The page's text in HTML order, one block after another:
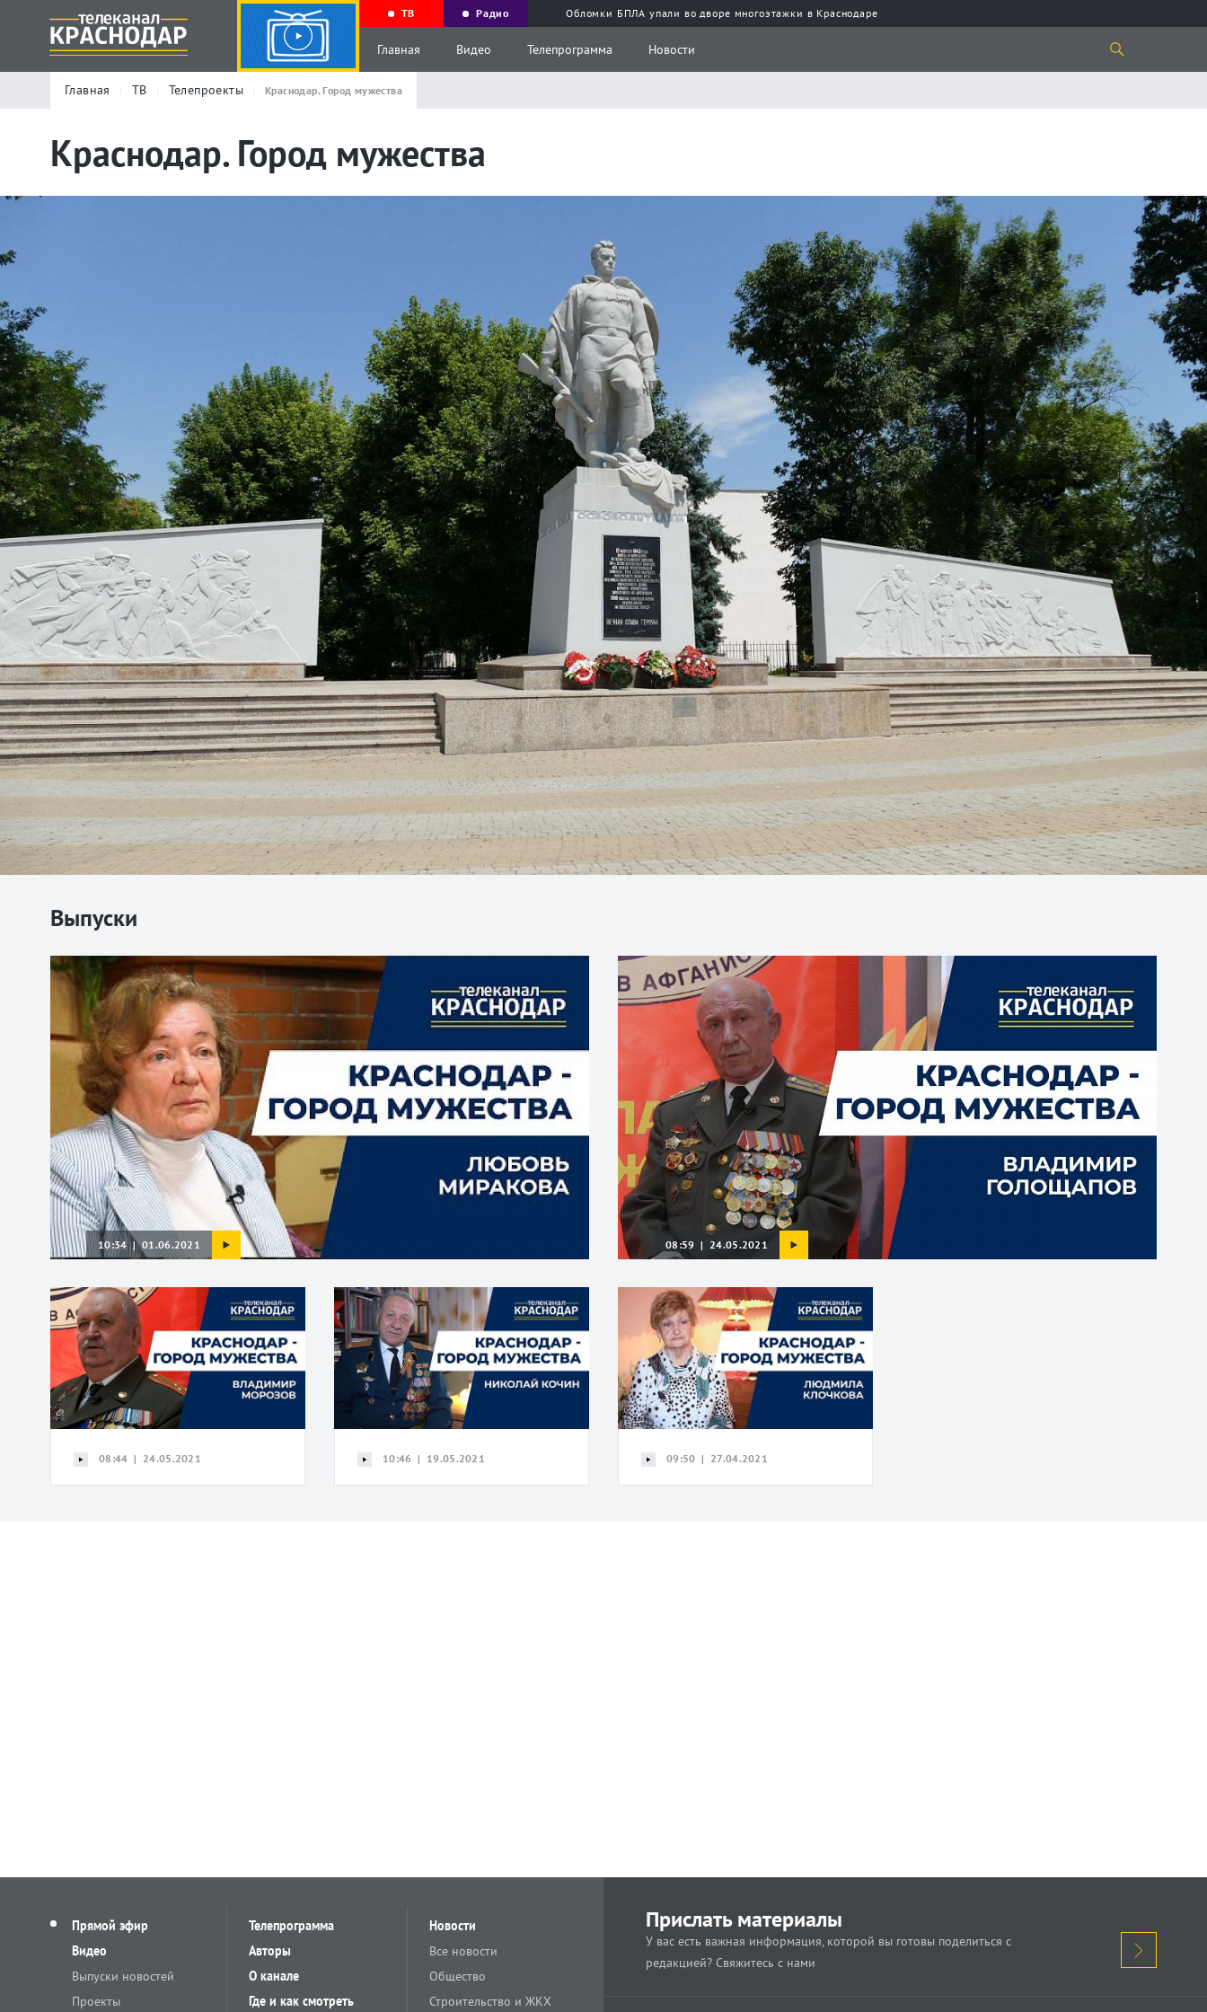
ТВ Радио Обломки БПЛА упали во дворе многоэтажки в Краснодаре
Главная Видео Телепрограмма Новости
Главная ТВ Телепроекты Краснодар. Город мужества
Краснодар. Город мужества
Выпуски
10:34 | 01.06.2021 08:59 | 24.05.2021
08:44 | 24.05.2021 10:46 | 19.05.2021 09:50 | 27.04.2021
Прямой эфир
Видео
Выпуски новостей
Проекты
Телепрограмма
Авторы
О канале
Где и как смотреть
Новости
Все новости
Общество
Строительство и ЖКХ
Прислать материалы
У вас есть важная информация, которой вы готовы поделиться с
редакцией? Свяжитесь с нами